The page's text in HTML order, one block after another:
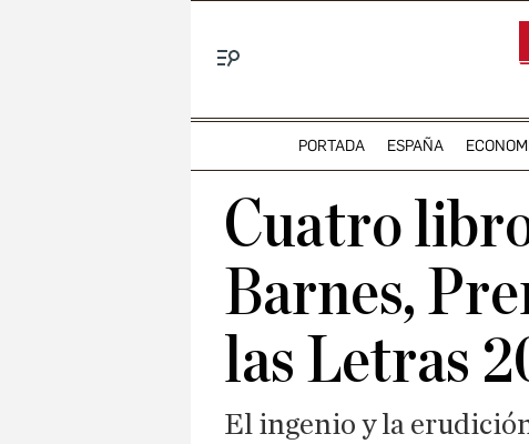
PORTADA ESPAÑA
Cuatro
Barnes,
las Letras
El ingenio y la